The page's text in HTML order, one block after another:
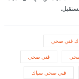
فني صحي
فني صحي
فني صحي سباك